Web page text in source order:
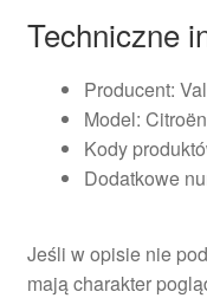
Techniczne
Producent:
Model:
Kody
Dodatkowe
Jeśli w opisie nie
mają charakter